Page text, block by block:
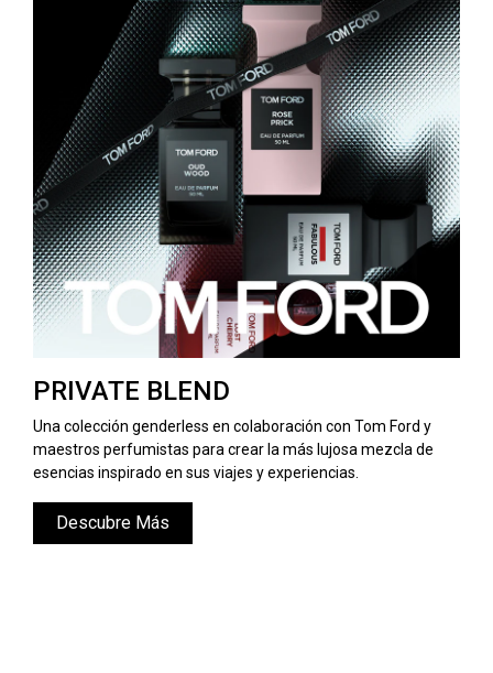
PRIVATE BLEND
Una colección genderless en colaboración con Tom Ford y
maestros perfumistas para crear la más lujosa mezcla de
esencias inspirado en sus viajes y experiencias.
Descubre Más